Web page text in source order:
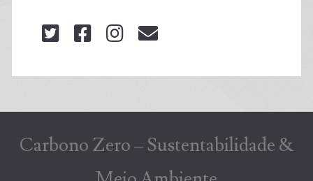
twitterfacebookinstagram
Carbono Zero – Sustentabilidade &